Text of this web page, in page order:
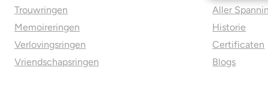
Trouwringen
Memoireringen
Verlovingsringen
Vriendschapsringen
Aller
Historie
Certificaten
Blogs